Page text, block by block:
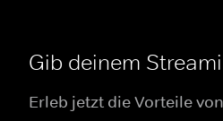
Gib deinem
Erleb jetzt die Vorteile